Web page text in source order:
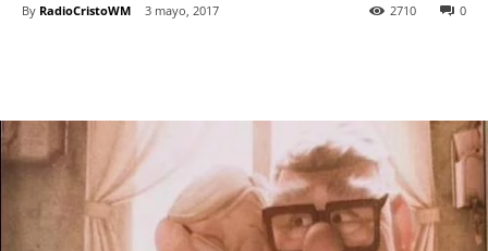
By RadioCristoWM 3 mayo, 2017 0
2710